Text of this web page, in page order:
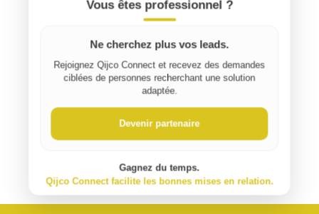
Vous êtes professionnel ?
Ne cherchez plus vos leads.
Rejoignez Qijco Connect et recevez des demandes
ciblées de personnes recherchant une solution
adaptée.
Devenir partenaire
Gagnez du temps.
Qijco Connect facilite les bonnes mises en relation.